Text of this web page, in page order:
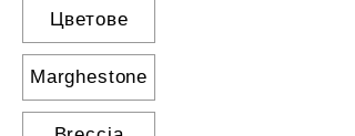
Цветове
Marghestone